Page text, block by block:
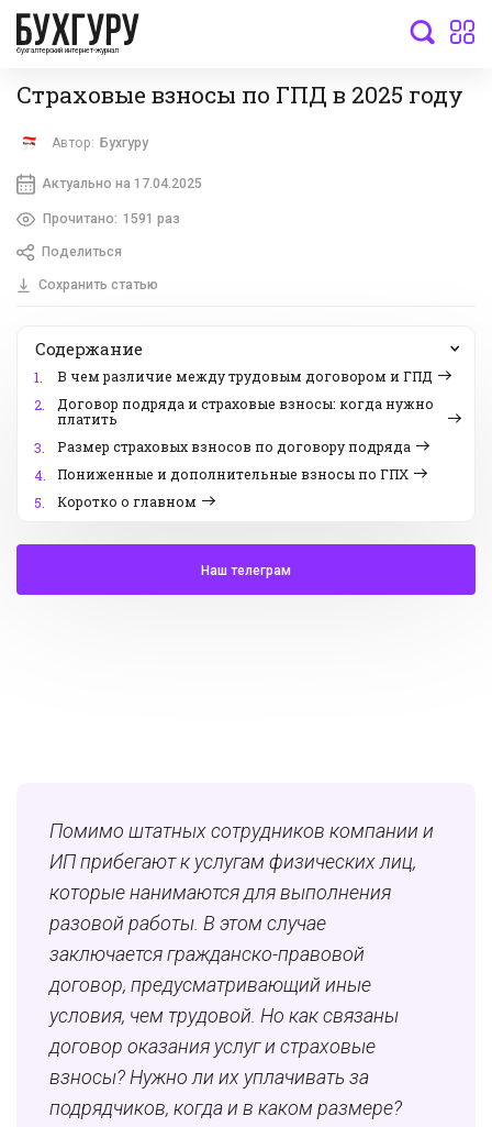
бухгалтерский интернет-журнал
Страховые взносы по ГПД в 2025 году
Автор: Бухгуру
Актуально на 17.04.2025
Прочитано: 1591 раз
Поделиться
Сохранить статью
Содержание
1.
В чем различие между трудовым договором и ГПД
2.
Договор подряда и страховые взносы: когда нужно
платить
3.
Размер страховых взносов по договору подряда
4.
Пониженные и дополнительные взносы по ГПХ
5.
Коротко о главном
Наш телеграм
Помимо штатных сотрудников компании и
ИП прибегают к услугам физических лиц,
которые нанимаются для выполнения
разовой работы. В этом случае
заключается гражданско-правовой
договор, предусматривающий иные
условия, чем трудовой. Но как связаны
договор оказания услуг и страховые
взносы? Нужно ли их уплачивать за
подрядчиков, когда и в каком размере?